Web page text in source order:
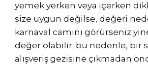
yemek yerken veya içerken
size uygun değilse, değeri
karnaval camını görürseniz
değer olabilir; bu nedenle, bir
alışveriş gezisine çıkmadan